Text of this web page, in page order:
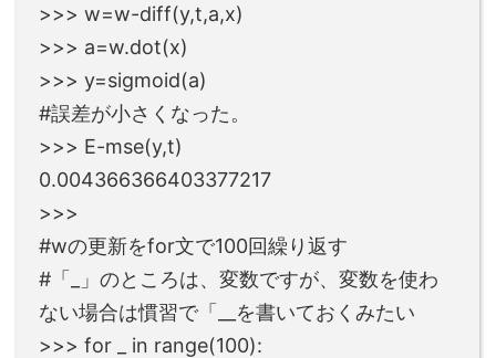
>>> w=w-diff(y,t,a,x)
>>> a=w.dot(x)
>>> y=sigmoid(a)
#誤差が小さくなった。
>>> E-mse(y,t)
0.004366366403377217
>>>
#wの更新をfor文で100回繰り返す
#「_」のところは、変数ですが、変数を使わ
ない場合は慣習で「__を書いておくみたい
>>> for _ in range(100):